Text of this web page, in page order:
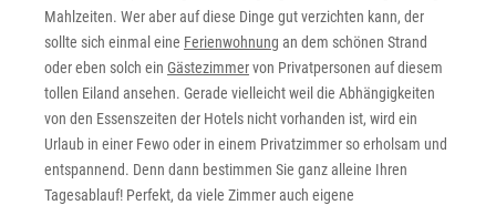
Mahlzeiten. Wer aber auf diese Dinge gut verzichten kann, der
sollte sich einmal eine Ferienwohnung an dem schönen Strand
oder eben solch ein Gästezimmervon Privatpersonen auf diesem
tollen Eiland ansehen. Gerade vielleicht weil die Abhängigkeiten
von den Essenszeiten der Hotels nicht vorhanden ist, wird ein
Urlaub in einer Fewo oder in einem Privatzimmer so erholsam und
entspannend. Denn dann bestimmen Sie ganz alleine Ihren
Tagesablauf! Perfekt, da viele Zimmer auch eigene